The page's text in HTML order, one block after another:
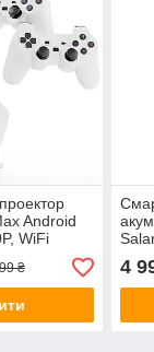
Android
WiFi
160 ANSI,
₴
HD
4